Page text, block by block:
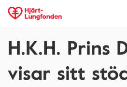
H.K.H. Prins
visar sitt